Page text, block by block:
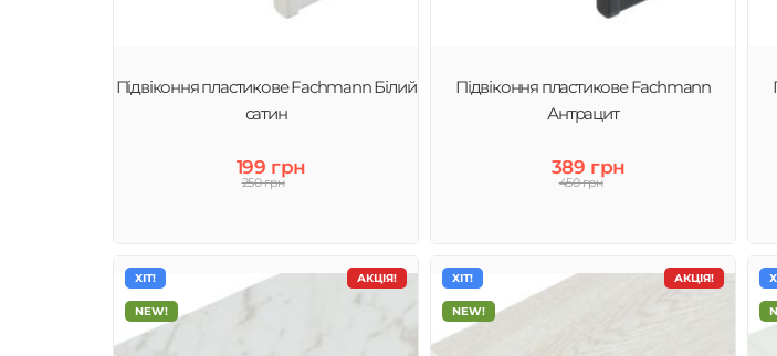
Підвіконня пластикове Fachmann Білий
сатин
199 грн
250 грн
Підвіконня пластикове Fachmann
Антрацит
389 грн
450 грн
АКЦІЯ!
ХІТ!
NEW!
АКЦІЯ!
ХІТ!
NEW!